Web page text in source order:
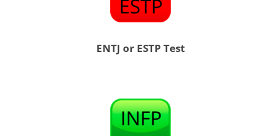
ENTJ or ESTP Test